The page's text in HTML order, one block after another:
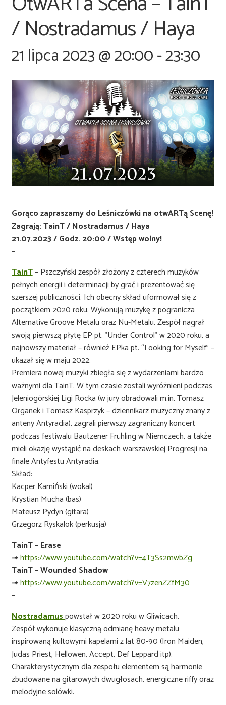
/ Nostradamus / Haya
21 lipca 2023 @ 20:00-23:30
Gorąco zapraszamy do Leśniczówki na otwARTą Scenę!
Zagrają: TainT / Nostradamus / Haya
21.07.2023 / Godz. 20:00 / Wstęp wolny!
–
TainT– Pszczyński zespół złożony z czterech muzyków
pełnych energii i determinacji by grać i prezentować się
szerszej publiczności. Ich obecny skład uformował się z
początkiem 2020 roku. Wykonują muzykę z pogranicza
Alternative Groove Metalu oraz Nu-Metalu. Zespół nagrał
swoją pierwszą płytę EP pt. ”Under Control” w 2020 roku, a
najnowszy materiał – również EPka pt. “Looking for Myself” –
ukazał się w maju 2022.
Premiera nowej muzyki zbiegła się z wydarzeniami bardzo
ważnymi dla TainT. W tym czasie zostali wyróżnieni podczas
Jeleniogórskiej Ligi Rocka (w jury obradowali m.in. Tomasz
Organek i Tomasz Kasprzyk – dziennikarz muzyczny znany z
anteny Antyradia), zagrali pierwszy zagraniczny koncert
podczas festiwalu Bautzener Frühling w Niemczech, a także
mieli okazję wystąpić na deskach warszawskiej Progresji na
finale Antyfestu Antyradia.
Skład:
Kacper Kamiński (wokal)
Krystian Mucha (bas)
Mateusz Pydyn (gitara)
Grzegorz Ryskalok (perkusja)
TainT – Erase
➟https://www.youtube.com/watch?v=4T3Ss2mwbZg
TainT – Wounded Shadow
➟https://www.youtube.com/watch?v=V7zenZZfM30
–
Nostradamuspowstał w 2020 roku w Gliwicach.
Zespół wykonuje klasyczną odmianę heavy metalu
inspirowaną kultowymi kapelami z lat 80-90 (Iron Maiden,
Judas Priest, Hellowen, Accept, Def Leppard itp).
Charakterystycznym dla zespołu elementem są harmonie
zbudowane na gitarowych dwugłosach, energiczne riffy oraz
melodyjne solówki.